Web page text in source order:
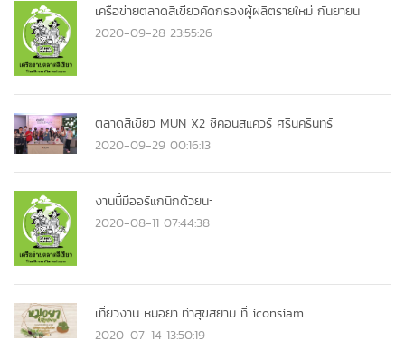
เครือข่ายตลาดสีเขียวคัดกรองผู้ผลิตรายใหม่ กันยายน
2020-09-28 23:55:26
ตลาดสีเขียว MUN X2 ซีคอนสแควร์ ศรีนครินทร์
2020-09-29 00:16:13
งานนี้มีออร์แกนิกด้วยนะ
2020-08-11 07:44:38
เที่ยวงาน หมอยา..ท่าสุขสยาม ที่ iconsiam
2020-07-14 13:50:19